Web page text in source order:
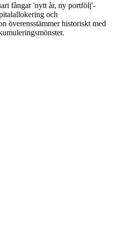
fångar 'nytt år, ny portfölj'-
och
överensstämmer historiskt med